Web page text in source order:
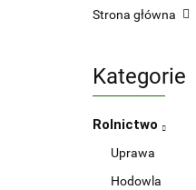
Strona główna
Kategorie
Rolnictwo
Uprawa
Hodowla